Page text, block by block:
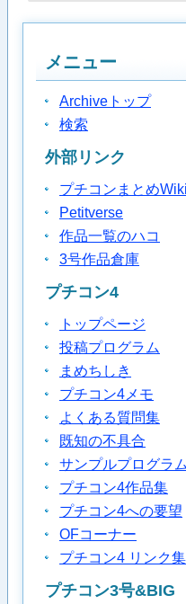
メニュー
Archiveトップ
検索
外部リンク
プチコンまとめ
Petitverse
作品一覧のハコ
3号作品倉庫
プチコン4
トップページ
投稿プログラム
まめちしき
プチコン4メモ
よくある質問集
既知の不具合
サンプルプログラ
プチコン4作品集
プチコン4への要望
OFコーナー
プチコン4 リンク集
プチコン3号&BIG